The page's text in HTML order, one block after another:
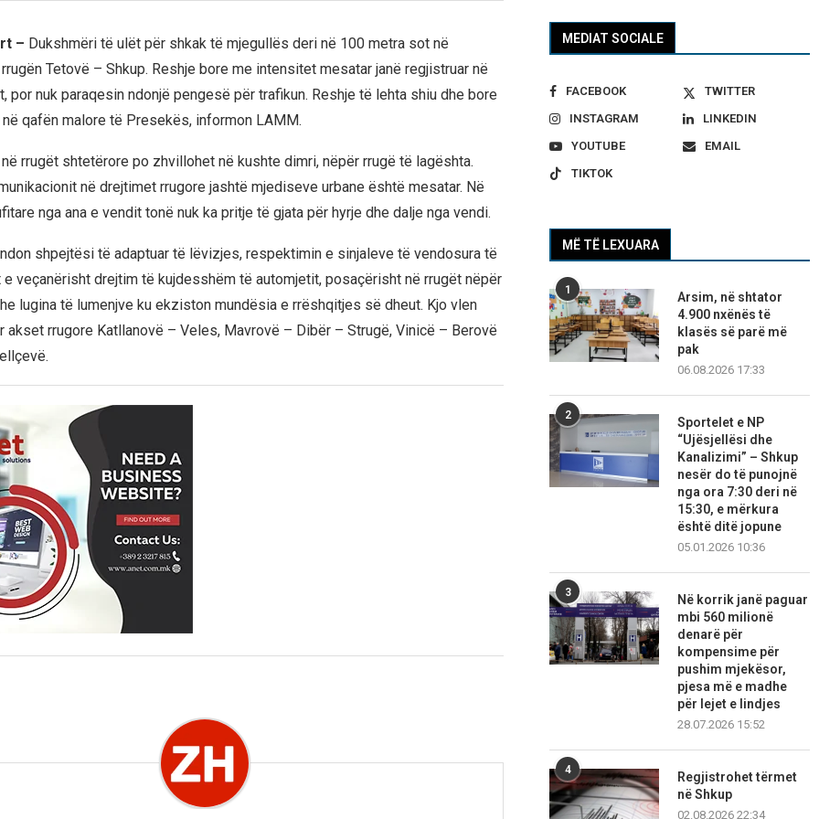
– Dukshmëri të ulët për shkak të mjegullës deri në 100 metra sot në
Tetovë – Shkup. Reshje bore me intensitet mesatar janë regjistruar në
por nuk paraqesin ndonjë pengesë për trafikun. Reshje të lehta shiu dhe bore
qafën malore të Presekës, informon LAMM.
rrugët shtetërore po zhvillohet në kushte dimri, nëpër rrugë të lagështa.
në drejtimet rrugore jashtë mjediseve urbane është mesatar. Në
nga ana e vendit tonë nuk ka pritje të gjata për hyrje dhe dalje nga vendi.
shpejtësi të adaptuar të lëvizjes, respektimin e sinjaleve të vendosura të
veçanërisht drejtim të kujdesshëm të automjetit, posaçërisht në rrugët nëpër
lugina të lumenjve ku ekziston mundësia e rrëshqitjes së dheut. Kjo vlen
akset rrugore Katllanovë – Veles, Mavrovë – Dibër – Strugë, Vinicë – Berovë
MEDIAT SOCIALE
FACEBOOK
TWITTER
INSTAGRAM
LINKEDIN
YOUTUBE
EMAIL
TIKTOK
MË TË LEXUARA
1
Arsim, në shtator
4.900 nxënës të
klasës së parë më
pak
06.08.2026 17:33
2
Sportelet e NP
“Ujësjellësi dhe
Kanalizimi” – Shkup
nesër do të punojnë
nga ora 7:30 deri në
15:30, e mërkura
është ditë jopune
05.01.2026 10:36
3
Në korrik janë paguar
mbi 560 milionë
denarë për
kompensime për
pushim mjekësor,
pjesa më e madhe
për lejet e lindjes
28.07.2026 15:52
4
Regjistrohet tërmet
në Shkup
02.08.2026 22:34